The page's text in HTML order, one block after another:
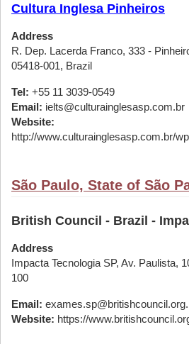
Cultura Inglesa Pinheiros
Address
R. Dep. Lacerda Franco, 333 -
05418-001, Brazil
Tel: +55 11 3039-0549
Email: ielts@culturainglesasp.com.br
Website:
http://www.culturainglesasp.com.br/
São Paulo, State of São
British Council - Brazil -
Address
Impacta Tecnologia SP, Av. Paulista,
100
Email:
Website: https://